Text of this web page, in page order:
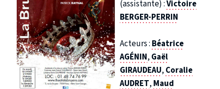
(assistante) :Victoire
BERGER-PERRIN
Acteurs : Béatrice
AGÉNIN, Gaël
GIRAUDEAU, Coralie
AUDRET, Maud